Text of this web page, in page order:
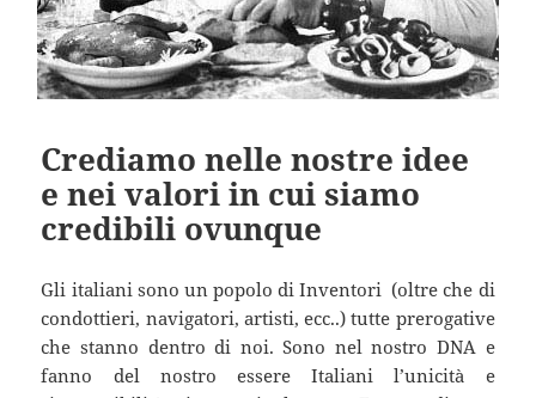
Crediamo nelle nostre idee
e nei valori in cui siamo
credibili ovunque
Gli italiani sono un popolo di Inventori (oltre che di
condottieri, navigatori, artisti, ecc..) tutte prerogative
che stanno dentro di noi. Sono nel nostro DNA e
fanno del nostro essere Italiani l’unicità e